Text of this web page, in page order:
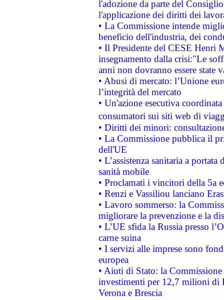
l'adozione da parte del
l'applicazione dei diritti dei
• La Commissione intende
beneficio dell'industria, dei
• Il Presidente del CESE Henri
insegnamento dalla crisi:"Le
anni non dovranno essere state
• Abusi di mercato: l’Unione
l’integrità del mercato
• Un'azione esecutiva
consumatori sui siti web di
• Diritti dei minori:
• La Commissione pubblica il
dell'UE
• L’assistenza sanitaria a
sanità mobile
• Proclamati i vincitori della 5a
• Renzi e Vassiliou lanciano
• Lavoro sommerso: la
migliorare la prevenzione e la
• L’UE sfida la Russia presso
carne suina
• I servizi alle imprese sono
europea
• Aiuti di Stato: la
investimenti per 12,7 milioni di
Verona e Brescia